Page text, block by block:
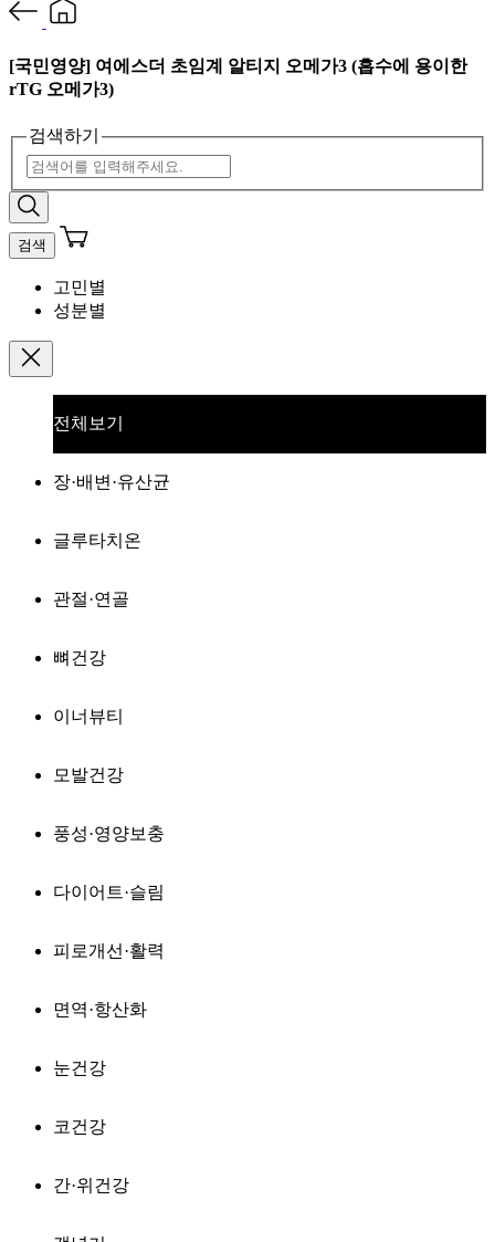
[국민영양] 여에스더 초임계 알티지 오메가3 (흡수에 용이한
rTG 오메가3)
검색하기
검색
고민별
성분별
전체보기
장·배변·유산균
글루타치온
관절·연골
뼈건강
이너뷰티
모발건강
풍성·영양보충
다이어트·슬림
피로개선·활력
면역·항산화
눈건강
코건강
간·위건강